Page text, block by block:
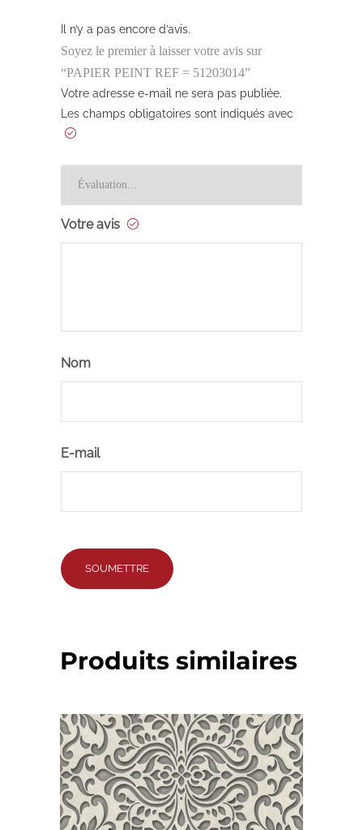
Il n’y a pas encore d’avis.
Soyez le premier à laisser votre avis sur
“PAPIER PEINT REF = 51203014”
Votre adresse e-mail ne sera pas publiée.
Les champs obligatoires sont indiqués avec
Votre avis
Nom
E-mail
Produits similaires